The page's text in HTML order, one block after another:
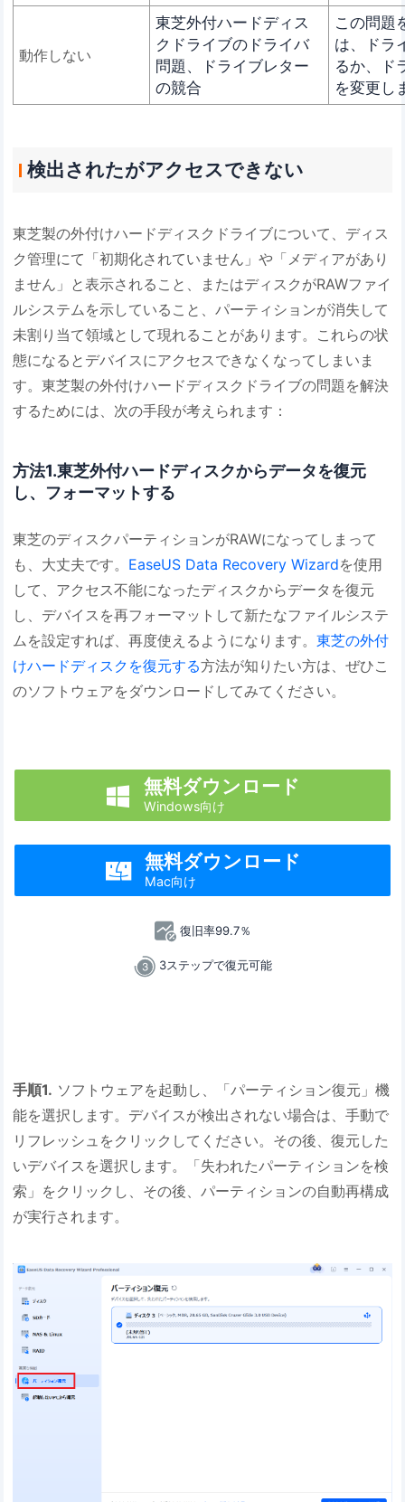
動作しない
東芝外付ハードディス
クドライブのドライバ
問題、ドライブレター
の競合
この問題
は、ドラ
るか、ド
を変更し
検出されたがアクセスできない
東芝製の外付けハードディスクドライブについて、ディス
ク管理にて「初期化されていません」や「メディアがあり
ません」と表示されること、またはディスクがRAWファイ
ルシステムを示していること、パーティションが消失して
未割り当て領域として現れることがあります。これらの状
態になるとデバイスにアクセスできなくなってしまいま
す。東芝製の外付けハードディスクドライブの問題を解決
するためには、次の手段が考えられます：
方法1.東芝外付ハードディスクからデータを復元
し、フォーマットする
東芝のディスクパーティションがRAWになってしまって
も、大丈夫です。 EaseUS Data Recovery Wizardを使用
して、アクセス不能になったディスクからデータを復元
し、デバイスを再フォーマットして新たなファイルシステ
ムを設定すれば、再度使えるようになります。東芝の外付
けハードディスクを復元する方法が知りたい方は、ぜひこ
のソフトウェアをダウンロードしてみてください。
 無料ダウンロード
Windows向け
 無料ダウンロード
Mac向け
復旧率99.7％
3ステップで復元可能
手順1. ソフトウェアを起動し、「パーティション復元」機
能を選択します。デバイスが検出されない場合は、手動で
リフレッシュをクリックしてください。その後、復元した
いデバイスを選択します。「失われたパーティションを検
索」をクリックし、その後、パーティションの自動再構成
が実行されます。